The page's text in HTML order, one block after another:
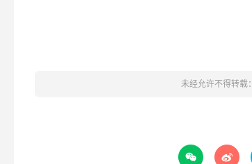
未经允许不得转载：
 